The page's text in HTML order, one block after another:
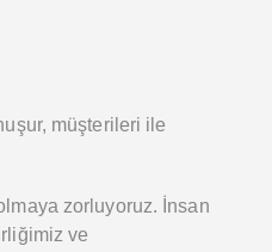
müşterileri ile
zorluyoruz. İnsan
ve